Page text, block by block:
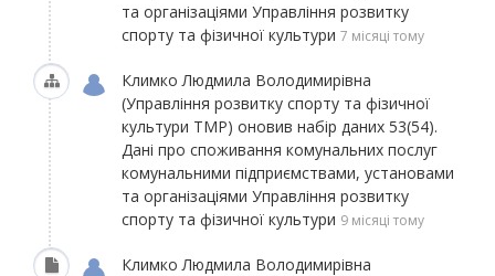
та організаціями Управління розвитку
спорту та фізичної культури 7 місяці тому
Климко Людмила Володимирівна
(Управління розвитку спорту та фізичної
культури ТМР) оновив набір даних 53(54).
Дані про споживання комунальних послуг
комунальними підприємствами, установами
та організаціями Управління розвитку
спорту та фізичної культури 9 місяці тому
Климко Людмила Володимирівна